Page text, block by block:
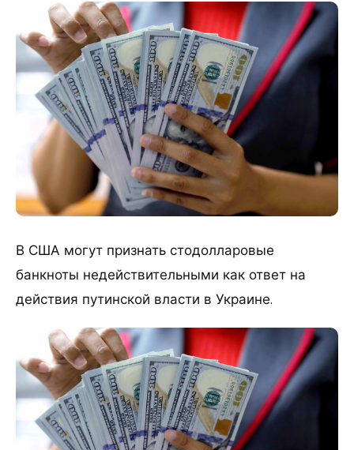
В США могут признать стодолларовые
банкноты недействительными как ответ на
действия путинской власти в Украине.